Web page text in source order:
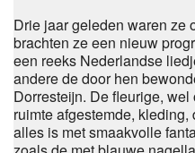
Drie jaar geleden waren ze
brachten ze een nieuw
een reeks Nederlandse
andere de door hen
Dorresteijn. De fleurige,
ruimte afgestemde,
alles is met smaakvolle